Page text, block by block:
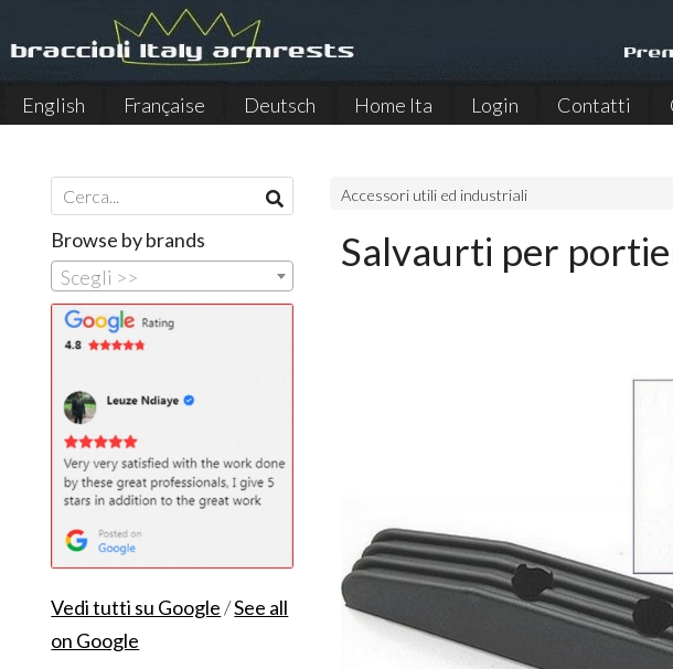
English Française Deutsch Home Ita Login Contatti
Accessori utili ed industriali
Salvaurti per
Browse by brands
Scegli >>
Vedi tutti su Google/See all
on Google